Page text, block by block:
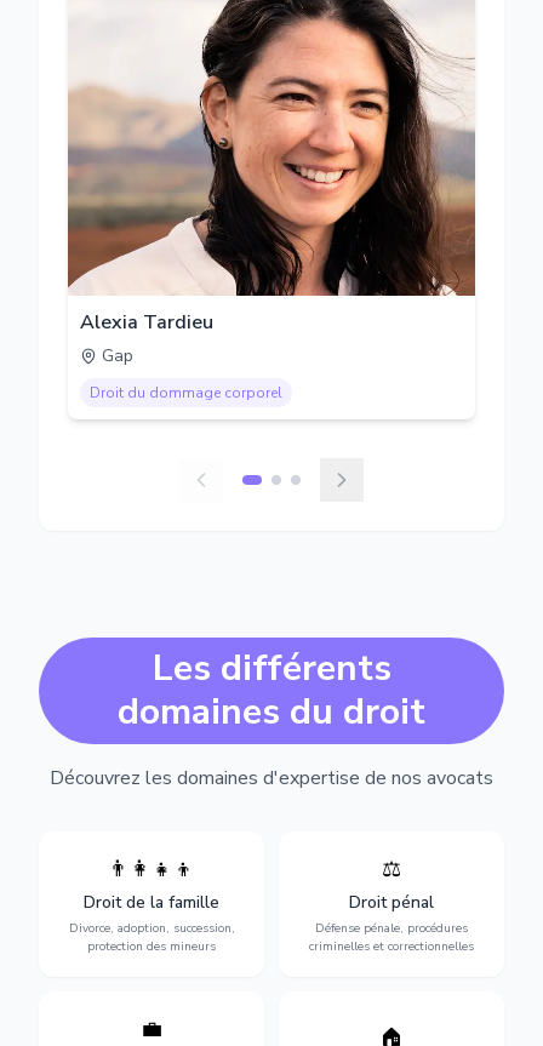
Alexia Tardieu
Gap
Droit du dommage corporel
Les différents
domaines du droit
Découvrez les domaines d'expertise de nos avocats
👨‍👩‍👧‍👦
Droit de la famille
Divorce, adoption, succession,
protection des mineurs
Divorce, garde d'enfants,
adoption, succession et
protection des personnes
vulnérables.
⚖️
Droit pénal
Défense pénale, procédures
criminelles et correctionnelles
Expertise en matière pénale,
vue jusqu'au procès, pour
toute affaire correctionnelle
ou criminelle.
💼
Protection de vos droits au
🏠
Sécurisation de vos projets